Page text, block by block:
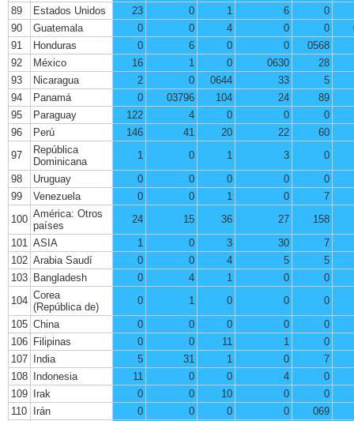
89
Estados Unidos 23 0 1 6
0
90
Guatemala 0 0 4 0 0
91
Honduras 0 6 0 0
0568
92
México 16 1 0 0630
28
93
Nicaragua 2 0 0644 33
5
94
Panamá 0 03796 104 24
89
95
Paraguay 122 4 0 0
0
96
Perú 146 41 20 22
60
97
República
Dominicana
1 0 1 3
0
98
Uruguay 0 0 0 0
0
99
Venezuela 0 0 1 0
7
100 América: Otros
países
24 15 36 27
158
101 ASIA 1 0 3 30
7
102 Arabia Saudí 0 0 4 5
5
103 Bangladesh 0 4 1 0
0
104 Corea
(República de)
0 1 0 0
0
105 China 0 0 0 0
0
106 Filipinas 0 0 11 1
0
107 India 5 31 1 0
7
108 Indonesia 11 0 0 4
0
109 Irak 0 0 10 0
0
110 Irán 0 0 0 0
069